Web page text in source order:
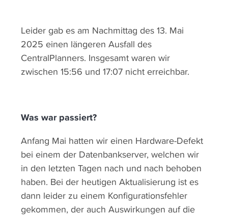
Leider gab es am Nachmittag des 13. Mai
2025 einen längeren Ausfall des
CentralPlanners. Insgesamt waren wir
zwischen 15:56 und 17:07 nicht erreichbar.
Was war passiert?
Anfang Mai hatten wir einen Hardware-Defekt
bei einem der Datenbankserver, welchen wir
in den letzten Tagen nach und nach behoben
haben. Bei der heutigen Aktualisierung ist es
dann leider zu einem Konfigurationsfehler
gekommen, der auch Auswirkungen auf die